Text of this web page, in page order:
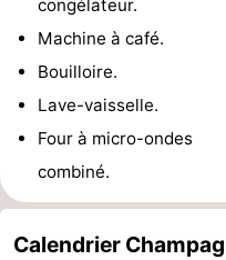
vélo
Équitation
Manèges
-
Terrains
Peche
congélateur.
Machine à café.
Bouilloire.
Lave-vaisselle.
Four à micro-ondes
combiné.
Calendrier